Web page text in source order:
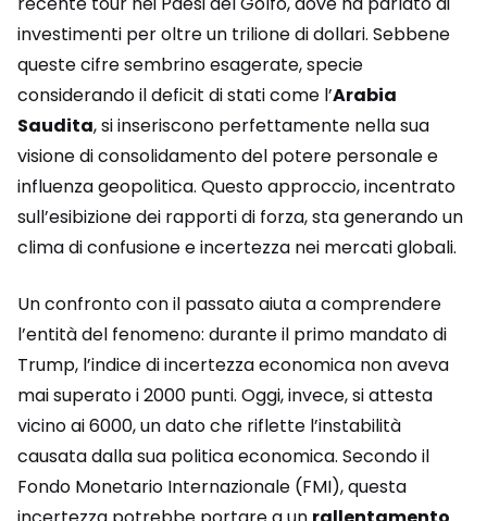
investimenti per oltre un trilione di dollari. Sebbene
queste cifre sembrino esagerate, specie
considerando il deficit di stati come l’Arabia
Saudita, si inseriscono perfettamente nella sua
visione di consolidamento del potere personale e
influenza geopolitica. Questo approccio, incentrato
sull’esibizione dei rapporti di forza, sta generando un
clima di confusione e incertezza nei mercati globali.
Un confronto con il passato aiuta a comprendere
l’entità del fenomeno: durante il primo mandato di
Trump, l’indice di incertezza economica non aveva
mai superato i 2000 punti. Oggi, invece, si attesta
vicino ai 6000, un dato che riflette l’instabilità
causata dalla sua politica economica. Secondo il
Fondo Monetario Internazionale (FMI), questa